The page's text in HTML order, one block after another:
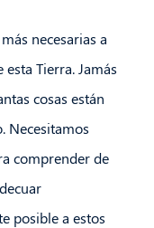
necesarias a
Tierra. Jamás
cosas están
Necesitamos
comprender de
posible a estos